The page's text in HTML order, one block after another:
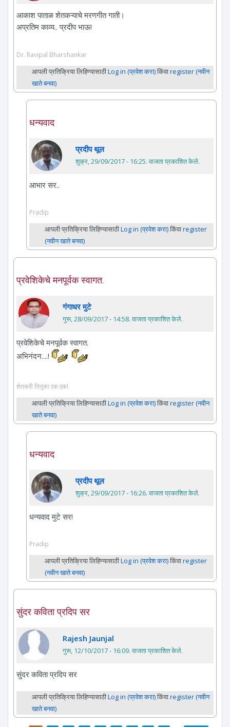
आकाश पाताळ शेतकऱ्याचे मरणगीत गाती।
अप्रतिम काव्य.. प्रदीप भाऊ!
Dr. Ravipal Bharshankar
आपली प्रतिक्रिया लिहिण्यासाठीLog in (प्रवेश करा)किंवाregister (नवीन
खाते बनवा)
धन्यवाद
प्रदीप थूल
शुक्र, 29/09/2017 - 16:25. वाजता प्रकाशित केले.
आभार सर..
Pradip
आपली प्रतिक्रिया लिहिण्यासाठीLog in (प्रवेश करा)किंवाregister
(नवीन खाते बनवा)
प्रवेशिकेचे मनपूर्वक स्वागत.
गंगाधर मुटे
गुरू, 28/09/2017 - 14:58. वाजता प्रकाशित केले.
प्रवेशिकेचे मनपूर्वक स्वागत.
अभिनंदन....!
शेतकरी तितुका एक एक!
आपली प्रतिक्रिया लिहिण्यासाठीLog in (प्रवेश करा)किंवाregister (नवीन
खाते बनवा)
धन्यवाद
प्रदीप थूल
शुक्र, 29/09/2017 - 16:26. वाजता प्रकाशित केले.
धन्यवाद मुटे सर!
Pradip
आपली प्रतिक्रिया लिहिण्यासाठीLog in (प्रवेश करा)किंवाregister
(नवीन खाते बनवा)
सुंदर कविता प्रदिप सर
Rajesh Jaunjal
गुरू, 12/10/2017 - 16:09. वाजता प्रकाशित केले.
सुंदर कविता प्रदिप सर
आपली प्रतिक्रिया लिहिण्यासाठीLog in (प्रवेश करा)किंवाregister (नवीन
खाते बनवा)